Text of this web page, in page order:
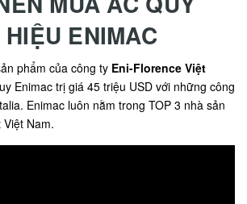
ENIMAC
phẩm của công ty Eni-Florence Việt
Enimac trị giá 45 triệu USD với những công
Enimac luôn nằm trong TOP 3 nhà sản
Nam.